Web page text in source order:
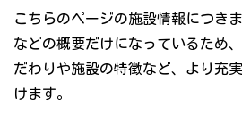
こちらのページの施設情報につき
などの概要だけになっているため
だわりや施設の特徴など、より充
けます。